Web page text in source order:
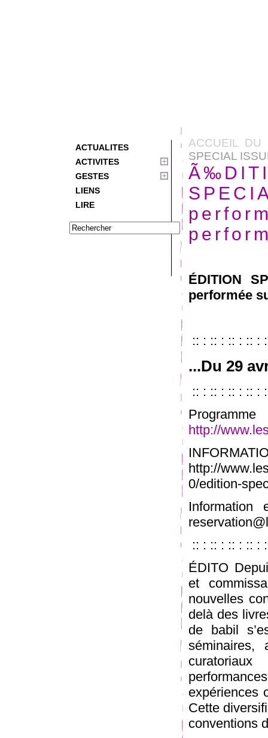
ACTUALITES
ACTIVITES
GESTES
LIENS
LIRE
ACCUEIL DU
SPECIAL
ÉDITION
performée
:: : :: : :: : :: :
...Du 29
:: : :: : :: : :: :
http://
http://
0/edition-
:: : :: : :: : :: :
ÉDITO
et
nouvelles
delà des
de babil
séminaires,
expériences
Cette
conventions